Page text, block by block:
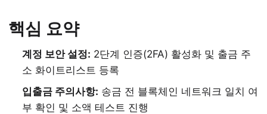
핵심 요약
계정 보안 설정: 2단계 인증(2FA) 활성화 및 출금 주
소 화이트리스트 등록
입출금 주의사항: 송금 전 블록체인 네트워크 일치 여
부 확인 및 소액 테스트 진행